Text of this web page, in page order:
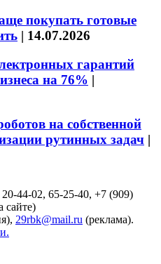
покупать готовые
| 14.07.2026
гарантий
на 76% |
на собственной
рутинных задач |
44-02, 65-25-40, +7 (909)
сайте)
29rbk@mail.ru (реклама).